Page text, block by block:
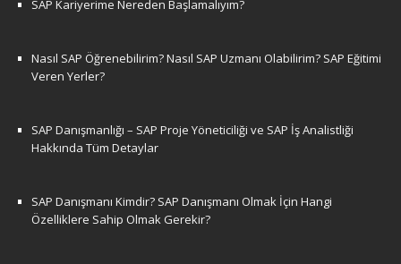
SAP Kariyerime Nereden Başlamalıyım?
Nasıl SAP Öğrenebilirim? Nasıl SAP Uzmanı Olabilirim? SAP Eğitimi
Veren Yerler?
SAP Danışmanlığı – SAP Proje Yöneticiliği ve SAP İş Analistliği
Hakkında Tüm Detaylar
SAP Danışmanı Kimdir? SAP Danışmanı Olmak İçin Hangi
Özelliklere Sahip Olmak Gerekir?